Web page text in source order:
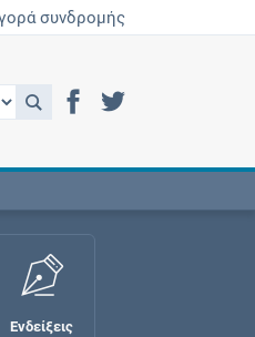
συνδρομής
Ενδείξεις